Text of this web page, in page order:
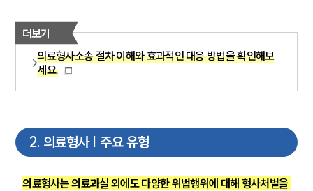
더보기
의료형사소송 절차 이해와 효과적인 대응 방법을 확인해보
세요.
2. 의료형사 | 주요 유형
의료형사는 의료과실 외에도 다양한 위법행위에 대해 형사처벌을